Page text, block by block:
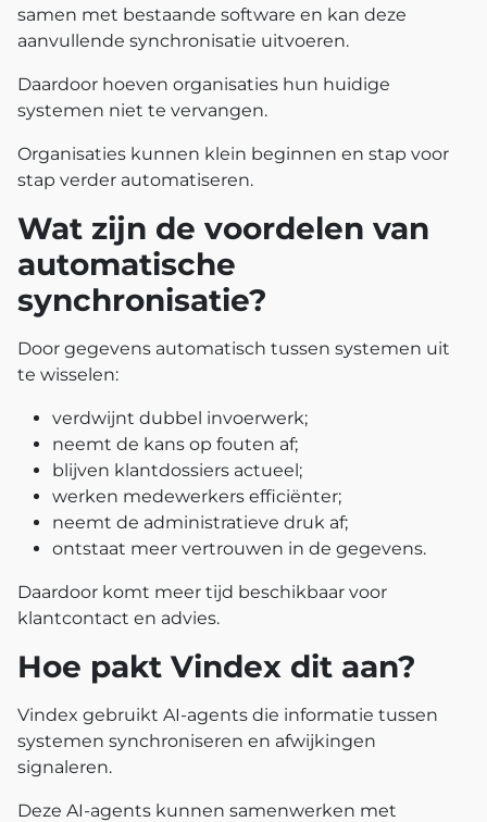
samen met bestaande software en kan deze
aanvullende synchronisatie uitvoeren.
Daardoor hoeven organisaties hun huidige
systemen niet te vervangen.
Organisaties kunnen klein beginnen en stap voor
stap verder automatiseren.
Wat zijn de voordelen van
automatische
synchronisatie?
Door gegevens automatisch tussen systemen uit
te wisselen:
verdwijnt dubbel invoerwerk;
neemt de kans op fouten af;
blijven klantdossiers actueel;
werken medewerkers efficiënter;
neemt de administratieve druk af;
ontstaat meer vertrouwen in de gegevens.
Daardoor komt meer tijd beschikbaar voor
klantcontact en advies.
Hoe pakt Vindex dit aan?
Vindex gebruikt AI-agents die informatie tussen
systemen synchroniseren en afwijkingen
signaleren.
Deze AI-agents kunnen samenwerken met